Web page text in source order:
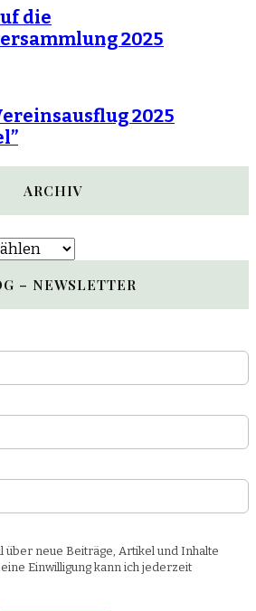
die
2025
2025
ARCHIV
– NEWSLETTER
über neue Beiträge, Artikel und Inhalte
Einwilligung kann ich jederzeit